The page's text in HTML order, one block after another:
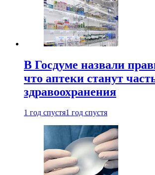
В Госдуме назвали
что аптеки станут
здравоохранения
1 год спустя1 год спустя